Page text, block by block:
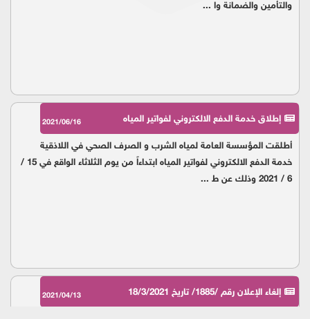
والتأمين والضمانة وا ...
إطلاق خدمة الدفع الالكتروني لفواتير المياه 2021/06/16
أطلقت المؤسسة العامة لمياه الشرب و الصرف الصحي في اللاذقية
خدمة الدفع الالكتروني لفواتير المياه ابتداءاً من يوم الثلاثاء الواقع في 15 /
6 / 2021 وذلك عن ط ...
إلغاء الإعلان رقم /1885/ تاريخ 18/3/2021 2021/04/13